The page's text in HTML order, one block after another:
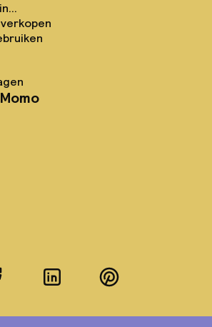
LinkedInPinterest